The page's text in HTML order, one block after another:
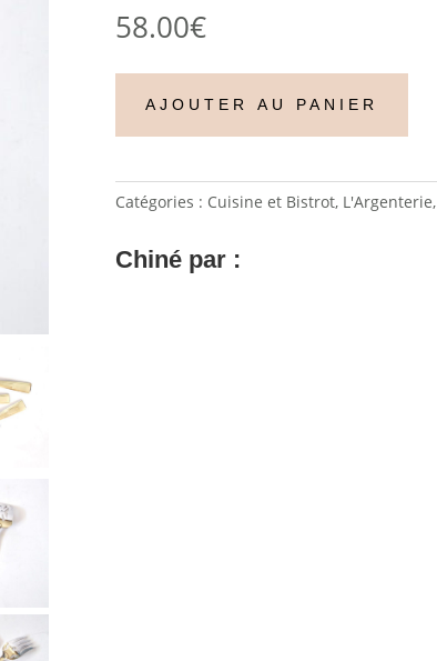
58.00€
AJOUTER AU PANIER
Catégories : Cuisine et Bistrot, L'Argenterie,
Chiné par :